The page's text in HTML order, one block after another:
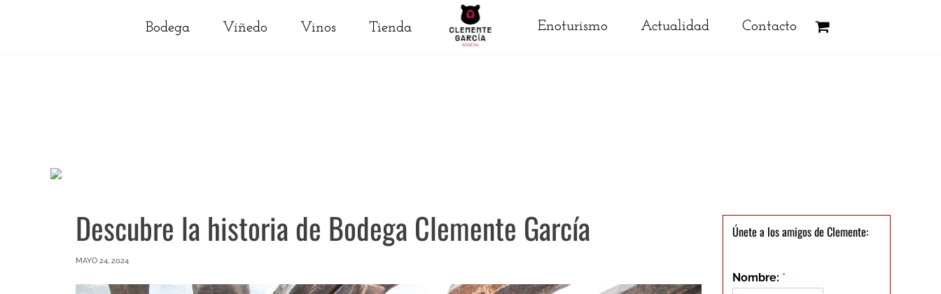
Bodega Viñedo Vinos Tienda Enoturismo Actualidad Contacto
Descubre la historia de Bodega Clemente García
MAYO 24, 2024
Únete a los amigos de Clemente:
Nombre: *